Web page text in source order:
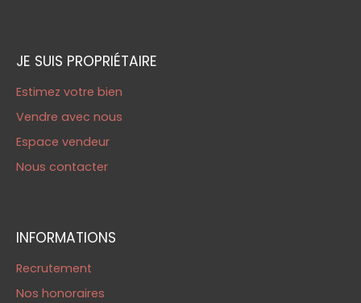
JE SUIS PROPRIÉTAIRE
Estimez votre bien
Vendre avec nous
Espace vendeur
Nous contacter
INFORMATIONS
Recrutement
Nos honoraires